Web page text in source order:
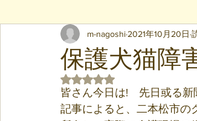
保護犬猫障
m-nagoshi 2021年10月20日
5つ星のうちNaNと評価され
皆さん今日は!　先日或る
記事によると、二本松市の